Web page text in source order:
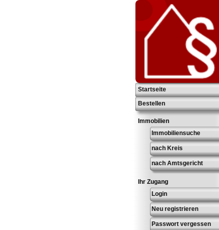
Startseite
Bestellen
Immobilien
Immobiliensuche
nach Kreis
nach Amtsgericht
Ihr Zugang
Login
Neu registrieren
Passwort vergessen